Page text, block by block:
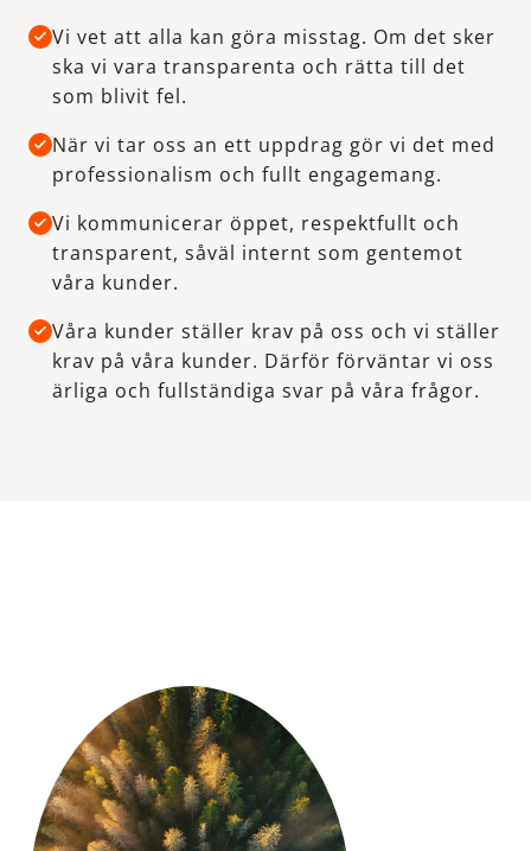
Vi vet att alla kan göra misstag. Om det sker
ska vi vara transparenta och rätta till det
som blivit fel.
När vi tar oss an ett uppdrag gör vi det med
professionalism och fullt engagemang.
Vi kommunicerar öppet, respektfullt och
transparent, såväl internt som gentemot
våra kunder.
Våra kunder ställer krav på oss och vi ställer
krav på våra kunder. Därför förväntar vi oss
ärliga och fullständiga svar på våra frågor.